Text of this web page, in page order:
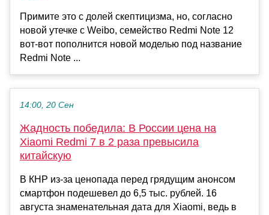
Примите это с долей скептицизма, но, согласно
новой утечке с Weibo, семейство Redmi Note 12
вот-вот пополнится новой моделью под название
Redmi Note ...
14:00, 20 Сен
Жадность победила: В России цена на
Xiaomi Redmi 7 в 2 раза превысила
китайскую
В КНР из-за ценопада перед грядущим анонсом
смартфон подешевел до 6,5 тыс. рублей. 16
августа знаменательная дата для Xiaomi, ведь в